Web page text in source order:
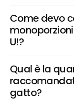
Come devo
U!?
Qual è la
gatto?